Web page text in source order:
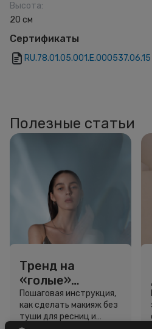
Высота:
20 см
Сертификаты
RU.78.01.05.001.Е.000537.06.15
Полезные статьи
Тренд на
«голые»
ресницы: как
выглядеть
свежо, не
Пошаговая инструкция,
как сделать макияж без
туши для ресниц и